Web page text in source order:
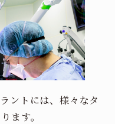
ントには、様々なタ
ます。